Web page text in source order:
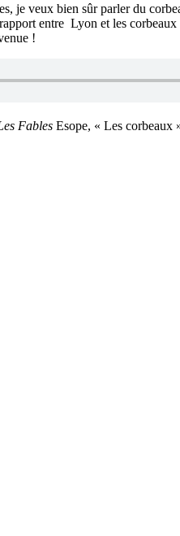
je veux bien sûr parler du
entre Lyon et les
!
Fables Esope, « Les corbeaux